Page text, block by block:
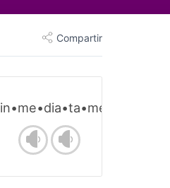
Compartir
in•me•dia•ta•men•te